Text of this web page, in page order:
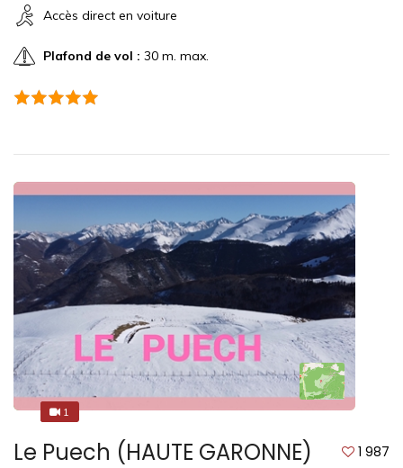
Accès direct en voiture
Plafond de vol : 30 m. max.
11
Le Puech (HAUTE GARONNE) 1 987